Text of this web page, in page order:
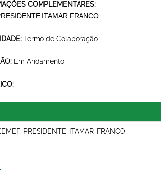
COMPLEMENTARES:
ITAMAR FRANCO
Termo de Colaboração
Em Andamento
PRESIDENTE-ITAMAR-FRANCO